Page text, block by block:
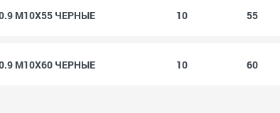
M10X55 ЧЕРНЫЕ 10 55
M10X60 ЧЕРНЫЕ 10 60